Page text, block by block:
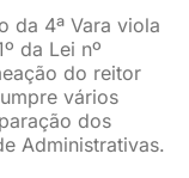
da 4ª Vara viola
da Lei nº
do reitor
vários
dos
Administrativas.